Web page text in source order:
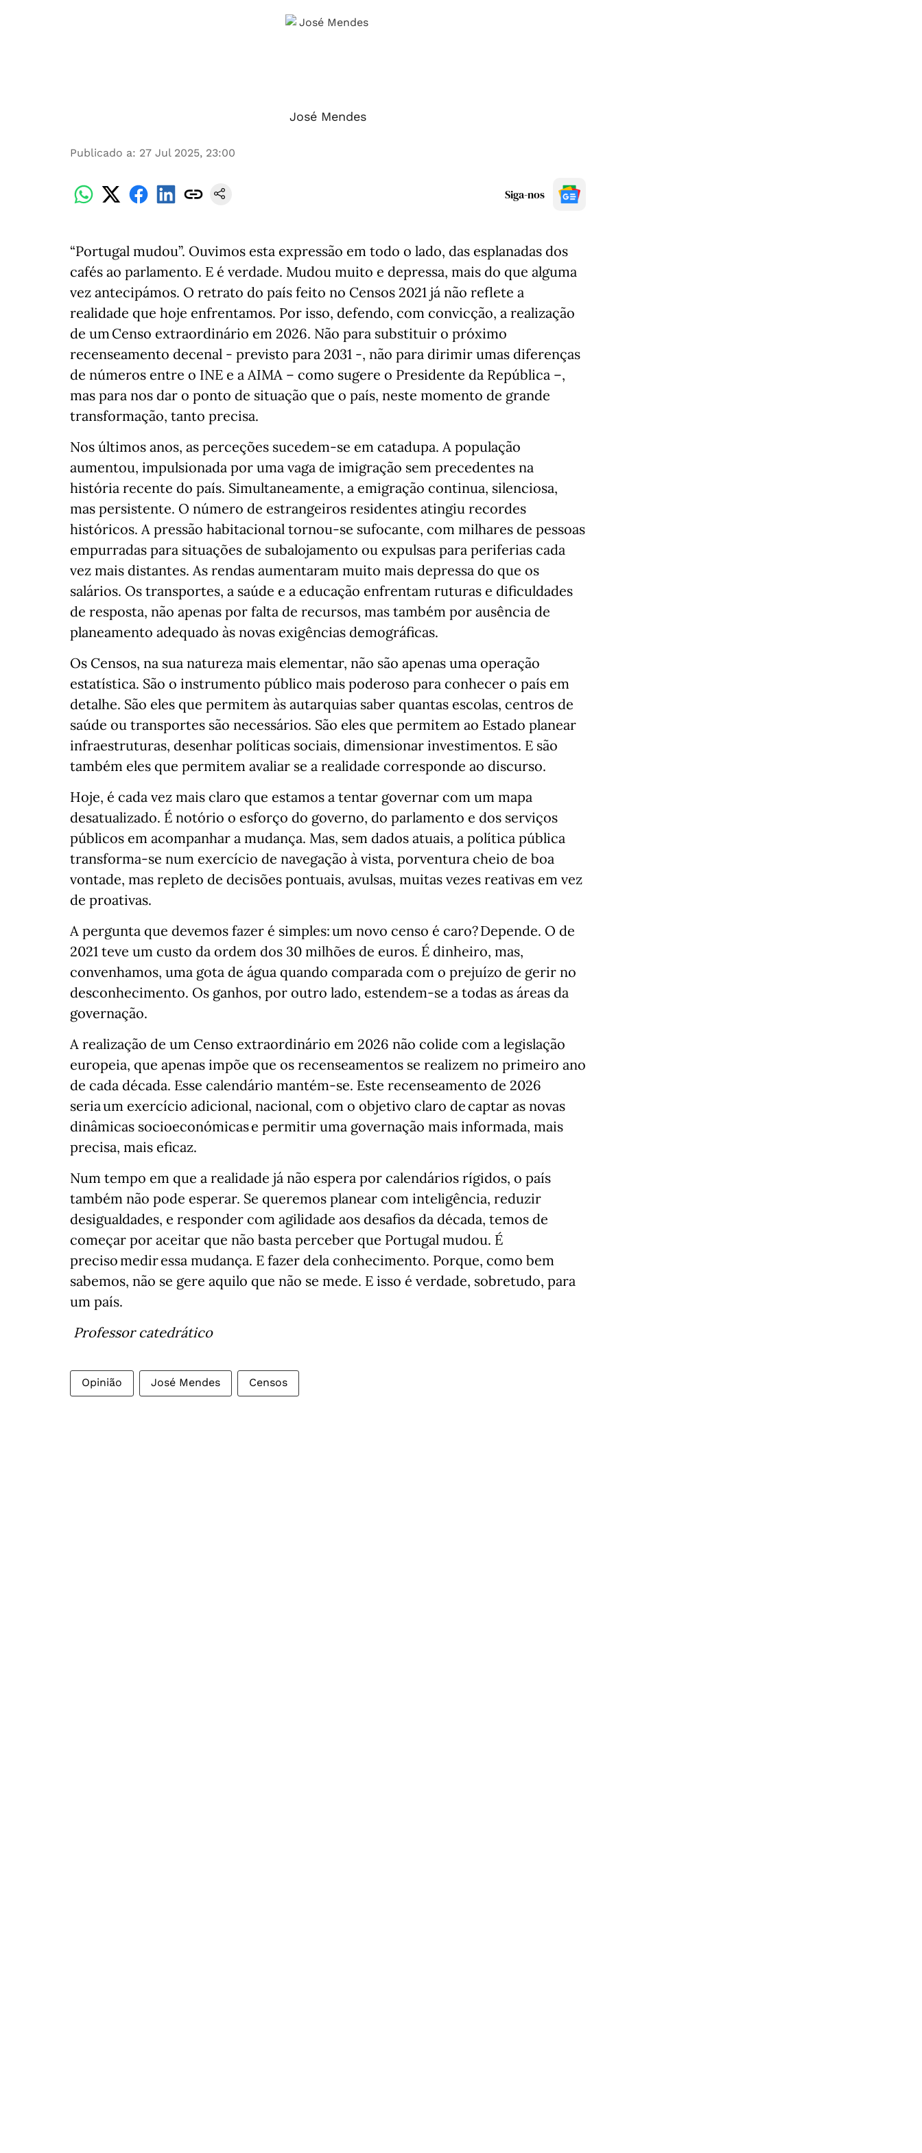
José Mendes
Publicado a: 27 Jul 2025, 23:00
Siga-nos
“Portugal mudou”. Ouvimos esta expressão em todo o lado, das esplanadas dos
cafés ao parlamento. E é verdade. Mudou muito e depressa, mais do que alguma
vez antecipámos. O retrato do país feito no Censos 2021 já não reflete a
realidade que hoje enfrentamos. Por isso, defendo, com convicção, a realização
de um Censo extraordinário em 2026. Não para substituir o próximo
recenseamento decenal - previsto para 2031 -, não para dirimir umas diferenças
de números entre o INE e a AIMA – como sugere o Presidente da República –,
mas para nos dar o ponto de situação que o país, neste momento de grande
transformação, tanto precisa.
Nos últimos anos, as perceções sucedem-se em catadupa. A população
aumentou, impulsionada por uma vaga de imigração sem precedentes na
história recente do país. Simultaneamente, a emigração continua, silenciosa,
mas persistente. O número de estrangeiros residentes atingiu recordes
históricos. A pressão habitacional tornou-se sufocante, com milhares de pessoas
empurradas para situações de subalojamento ou expulsas para periferias cada
vez mais distantes. As rendas aumentaram muito mais depressa do que os
salários. Os transportes, a saúde e a educação enfrentam ruturas e dificuldades
de resposta, não apenas por falta de recursos, mas também por ausência de
planeamento adequado às novas exigências demográficas.
Os Censos, na sua natureza mais elementar, não são apenas uma operação
estatística. São o instrumento público mais poderoso para conhecer o país em
detalhe. São eles que permitem às autarquias saber quantas escolas, centros de
saúde ou transportes são necessários. São eles que permitem ao Estado planear
infraestruturas, desenhar políticas sociais, dimensionar investimentos. E são
também eles que permitem avaliar se a realidade corresponde ao discurso.
Hoje, é cada vez mais claro que estamos a tentar governar com um mapa
desatualizado. É notório o esforço do governo, do parlamento e dos serviços
públicos em acompanhar a mudança. Mas, sem dados atuais, a política pública
transforma-se num exercício de navegação à vista, porventura cheio de boa
vontade, mas repleto de decisões pontuais, avulsas, muitas vezes reativas em vez
de proativas.
A pergunta que devemos fazer é simples: um novo censo é caro? Depende. O de
2021 teve um custo da ordem dos 30 milhões de euros. É dinheiro, mas,
convenhamos, uma gota de água quando comparada com o prejuízo de gerir no
desconhecimento. Os ganhos, por outro lado, estendem-se a todas as áreas da
governação.
A realização de um Censo extraordinário em 2026 não colide com a legislação
europeia, que apenas impõe que os recenseamentos se realizem no primeiro ano
de cada década. Esse calendário mantém-se. Este recenseamento de 2026
seria um exercício adicional, nacional, com o objetivo claro de captar as novas
dinâmicas socioeconómicas e permitir uma governação mais informada, mais
precisa, mais eficaz.
Num tempo em que a realidade já não espera por calendários rígidos, o país
também não pode esperar. Se queremos planear com inteligência, reduzir
desigualdades, e responder com agilidade aos desafios da década, temos de
começar por aceitar que não basta perceber que Portugal mudou. É
preciso medir essa mudança. E fazer dela conhecimento. Porque, como bem
sabemos, não se gere aquilo que não se mede. E isso é verdade, sobretudo, para
um país.
Professor catedrático
Opinião José Mendes Censos